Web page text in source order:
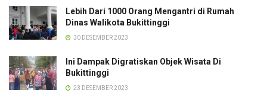
Lebih Dari 1000 Orang Mengantri di Rumah
Dinas Walikota Bukittinggi
30 DESEMBER 2023
Ini Dampak Digratiskan Objek Wisata Di
Bukittinggi
23 DESEMBER 2023